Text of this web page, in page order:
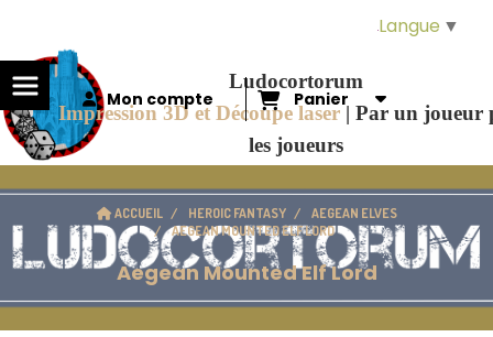
Ludocortorum
Impression 3D et Découpe laser |Par un joueur
les joueurs
Mon compte Panier
ACCUEIL HEROIC FANTASY
AEGEAN ELVES
AEGEAN MOUNTED ELF LORD
Aegean Mounted Elf Lord
Langue ▼